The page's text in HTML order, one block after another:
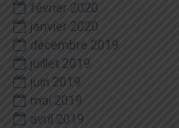
février 2020
janvier 2020
décembre 2019
juillet 2019
juin 2019
mai 2019
avril 2019